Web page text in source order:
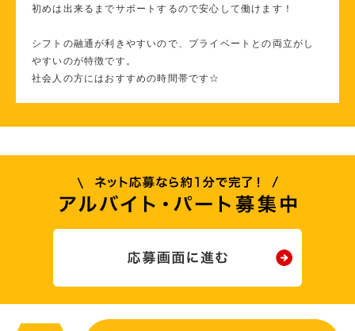
初めは出来るまでサポートするので安心して働けます！
シフトの融通が利きやすいので、プライベートとの両立がし
やすいのが特徴です。
社会人の方にはおすすめの時間帯です☆